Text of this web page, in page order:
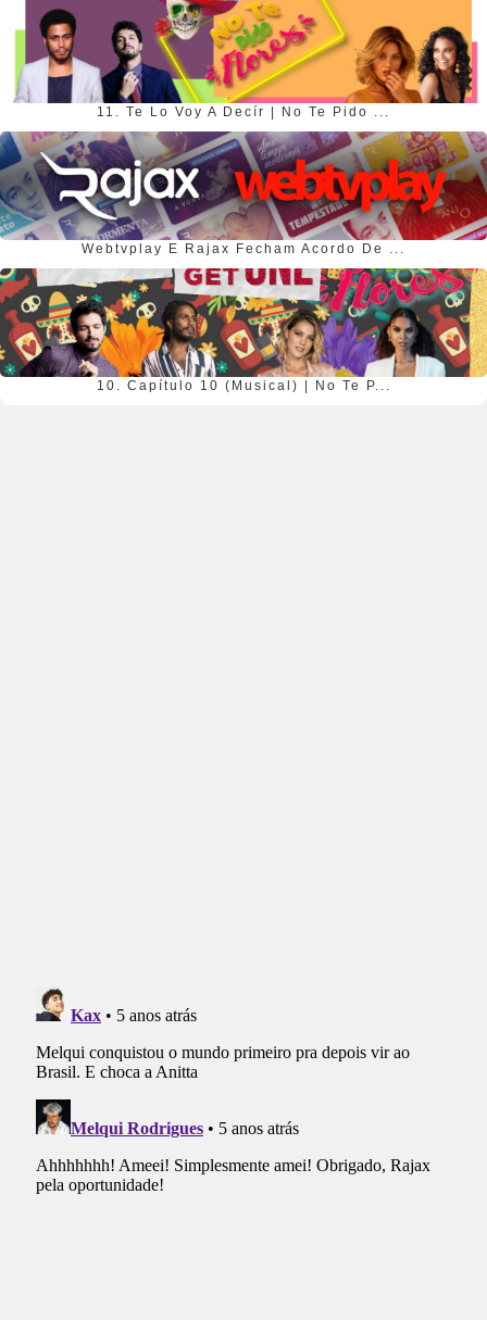
11. Te Lo Voy A Decír | No Te Pido ...
Webtvplay E Rajax Fecham Acordo De ...
10. Capítulo 10 (Musical) | No Te P...